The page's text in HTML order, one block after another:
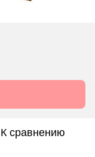
К сравнению